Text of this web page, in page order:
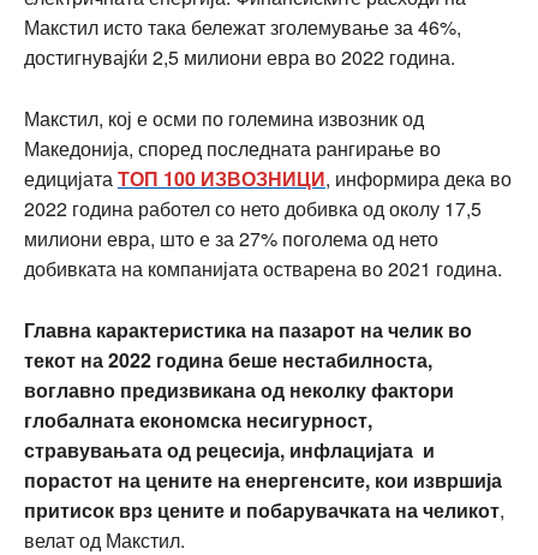
Макстил исто така бележат зголемување за 46%,
достигнувајќи 2,5 милиони евра во 2022 година.
Макстил, кој е осми по големина извозник од
Македонија, според последната рангирање во
едицијатаТОП 100 ИЗВОЗНИЦИ, информира дека во
2022 година работел со нето добивка од околу 17,5
милиони евра, што е за 27% поголема од нето
добивката на компанијата остварена во 2021 година.
Главна карактеристика на пазарот на челик во
текот на 2022 година беше нестабилноста,
воглавно предизвикана од неколку фактори
глобалната економска несигурност,
стравувањата од рецесија, инфлацијата и
порастот на цените на енергенсите, кои извршија
притисок врз цените и побарувачката на челикот,
велат од Макстил.